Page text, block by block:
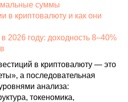
суммы
в криптовалюту и как они
2026 году: доходность 8–40%
в криптовалюту — это
а последовательная
анализа:
токеномика,